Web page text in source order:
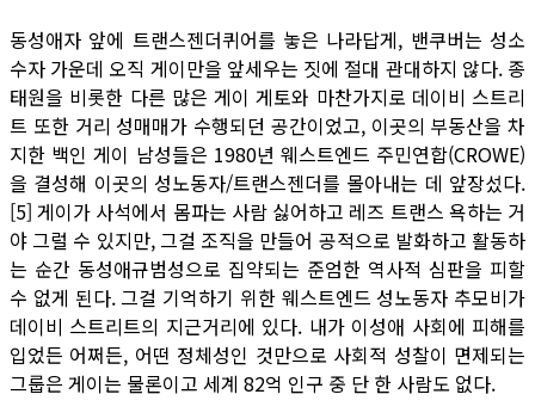
동성애자 앞에 트랜스젠더퀴어를 놓은 나라답게, 밴쿠버는 성소
수자 가운데 오직 게이만을 앞세우는 짓에 절대 관대하지 않다. 종
태원을 비롯한 다른 많은 게이 게토와 마찬가지로 데이비 스트리
트 또한 거리 성매매가 수행되던 공간이었고, 이곳의 부동산을 차
지한 백인 게이 남성들은 1980년 웨스트엔드 주민연합(CROWE)
을 결성해 이곳의 성노동자/트랜스젠더를 몰아내는 데 앞장섰다.
[5] 게이가 사석에서 몸파는 사람 싫어하고 레즈 트랜스 욕하는 거
야 그럴 수 있지만, 그걸 조직을 만들어 공적으로 발화하고 활동하
는 순간 동성애규범성으로 집약되는 준엄한 역사적 심판을 피할
수 없게 된다. 그걸 기억하기 위한 웨스트엔드 성노동자 추모비가
데이비 스트리트의 지근거리에 있다. 내가 이성애 사회에 피해를
입었든 어쩌든, 어떤 정체성인 것만으로 사회적 성찰이 면제되는
그룹은 게이는 물론이고 세계 82억 인구 중 단 한 사람도 없다.